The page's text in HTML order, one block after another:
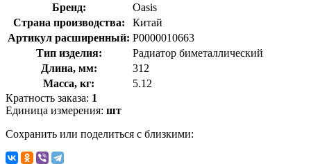
Бренд:
Oasis
Страна производства:
Китай
Артикул расширенный: Р0000010663
Тип изделия:
Радиатор биметаллический
Длина, мм:
312
Масса, кг:
5.12
Кратность заказа: 1
Единица измерения: шт
Сохранить или поделиться с близкими: